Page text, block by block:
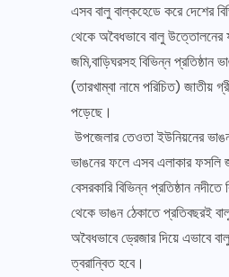
এসব বালু বাল্কহেডে করে দেশের
থেকে অবৈধভাবে বালু উত্তোলনের
জমি,বাড়িঘরসহ বিভিন্ন
(তারখাম্বা নামে পরিচিত) জাতীয়
পড়েছে।
উপজেলার তেওতা ইউনিয়নের
ভাঙনের ফলে এসব এলাকার ফসলি
বেসরকারি বিভিন্ন প্রতিষ্ঠান
থেকে ভাঙন ঠেকাতে প্রতিবছরই
অবৈধভাবে ড্রেজার দিয়ে
ত্বরান্বিত হবে।